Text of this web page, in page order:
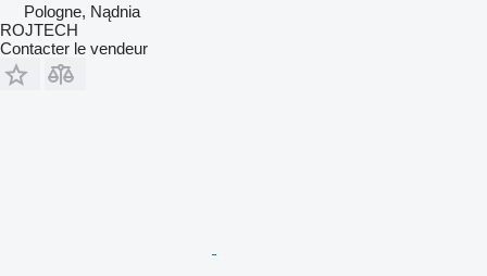
Pologne, Nądnia
ROJTECH
Contacter le vendeur